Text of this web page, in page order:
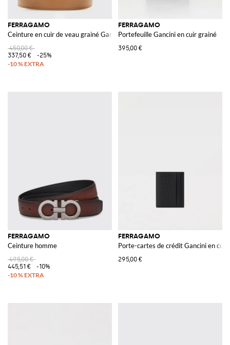
FERRAGAMO
Ceinture en cuir de veau grainé Gancini
450,00 €
337,50 €
-25%
FERRAGAMO
Portefeuille Gancini en cuir grainé
395,00 €
FERRAGAMO
Ceinture homme
495,00 €
445,51 €
-10%
FERRAGAMO
Porte-cartes de crédit Gancini en cuir
295,00 €